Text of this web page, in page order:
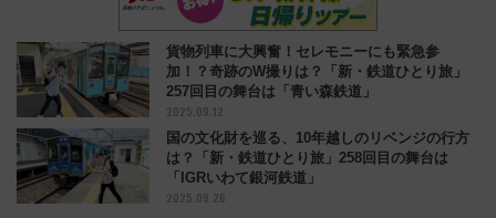
貨物列車に大興奮！セレモニーにも緊急参
加！？奇跡のW撮りは？「新・鉄道ひとり旅」
257回目の舞台は「青い森鉄道」
2025.09.12
国の文化財を巡る、10年越しのリベンジの行方
は？「新・鉄道ひとり旅」258回目の舞台は
「IGRいわて銀河鉄道」
2025.09.26